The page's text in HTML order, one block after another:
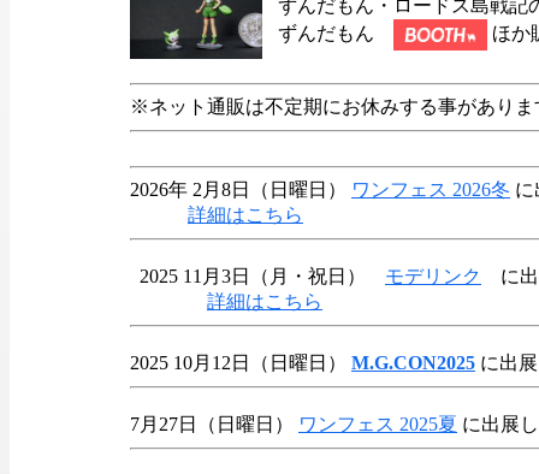
ずんだもん・ロードス島戦記
ずんだもん
ほか
※ネット通販は不定期にお休みする事があり
2026年 2月8日（日曜日） ワンフェス 2026冬 に
詳細はこちら
2025 11月3日（月・祝日） モデリンク
に出
詳細はこちら
2025 10月12日（日曜日） M.G.CON2025 に出
7月27日（日曜日） ワンフェス 2025夏 に出展